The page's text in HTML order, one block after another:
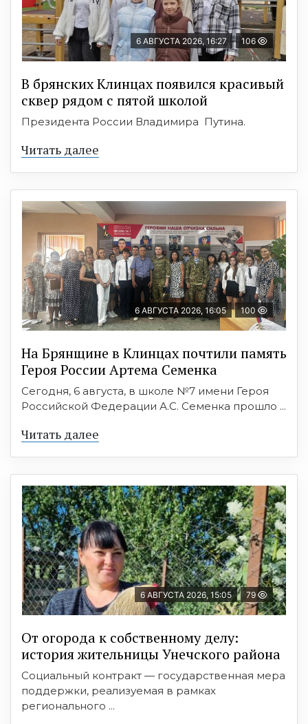
6 АВГУСТА 2026, 16:27 106
В брянских Клинцах появился красивый
сквер рядом с пятой школой
Президента России Владимира Путина.
Читать далее
6 АВГУСТА 2026, 16:05 100
На Брянщине в Клинцах почтили память
Героя России Артема Семенка
Сегодня, 6 августа, в школе №7 имени Героя
Российской Федерации А.С. Семенка прошло ...
Читать далее
6 АВГУСТА 2026, 15:05 79
От огорода к собственному делу:
история жительницы Унечского района
Социальный контракт — государственная мера
поддержки, реализуемая в рамках
регионального ...